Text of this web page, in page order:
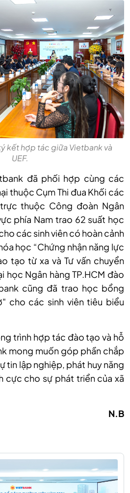
kết hợp tác giữa Vietbank và
UEF.
đã phối hợp cùng các
thuộc Cụm Thi đua Khối các
thuộc Công đoàn Ngân
phía Nam trao 62 suất học
các sinh viên có hoàn cảnh
học “Chứng nhận năng lực
tạo từ xa và Tư vấn chuyển
Ngân hàng TP.HCM đào
cũng đã trao học bổng
cho các sinh viên tiêu biểu
trình hợp tác đào tạo và hỗ
mong muốn góp phần chắp
tin lập nghiệp, phát huy năng
cực cho sự phát triển của xã
N.B